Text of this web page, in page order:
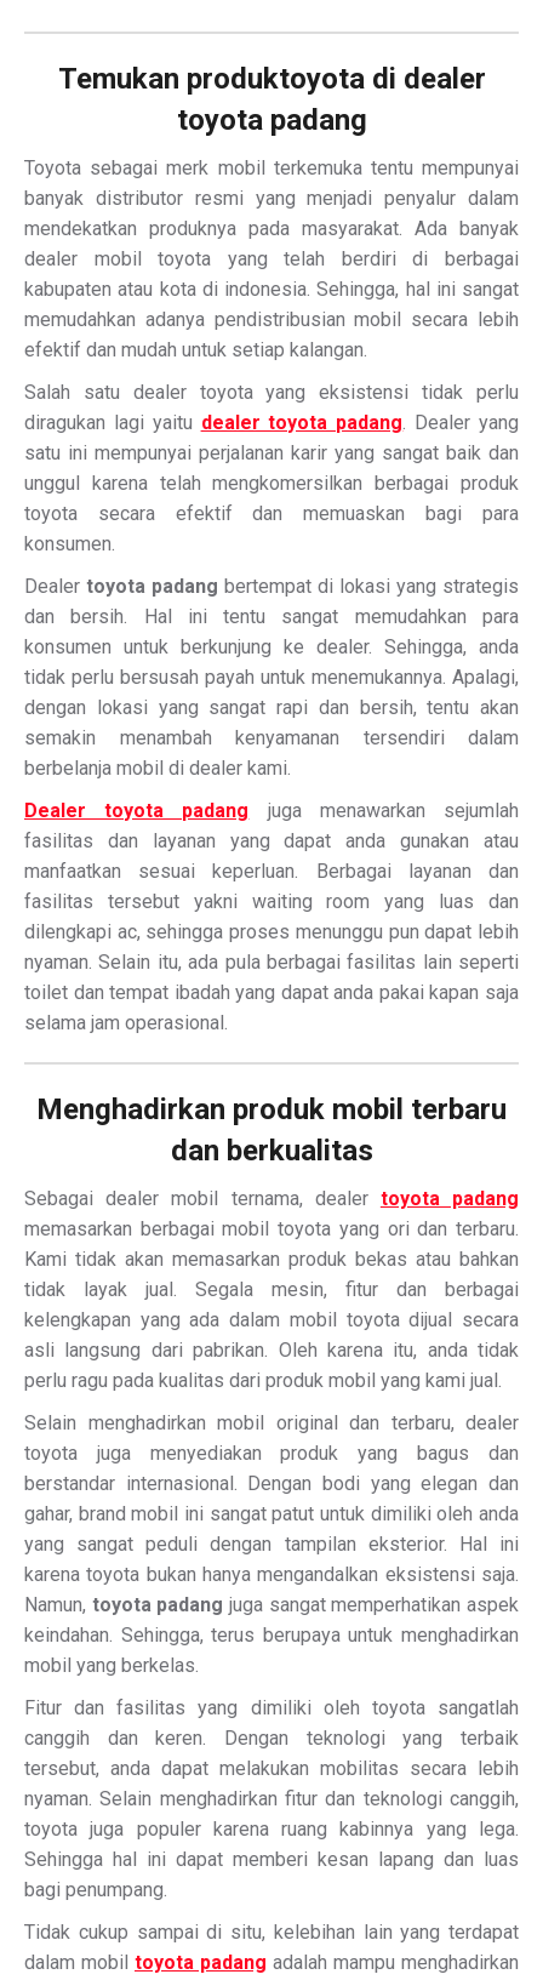
Temukan produktoyota di dealer
toyota padang
Toyota sebagai merk mobil terkemuka tentu mempunyai
banyak distributor resmi yang menjadi penyalur dalam
mendekatkan produknya pada masyarakat. Ada banyak
dealer mobil toyota yang telah berdiri di berbagai
kabupaten atau kota di indonesia. Sehingga, hal ini sangat
memudahkan adanya pendistribusian mobil secara lebih
efektif dan mudah untuk setiap kalangan.
Salah satu dealer toyota yang eksistensi tidak perlu
diragukan lagi yaitu dealer toyota padang. Dealer yang
satu ini mempunyai perjalanan karir yang sangat baik dan
unggul karena telah mengkomersilkan berbagai produk
toyota secara efektif dan memuaskan bagi para
konsumen.
Dealer toyota padang bertempat di lokasi yang strategis
dan bersih. Hal ini tentu sangat memudahkan para
konsumen untuk berkunjung ke dealer. Sehingga, anda
tidak perlu bersusah payah untuk menemukannya. Apalagi,
dengan lokasi yang sangat rapi dan bersih, tentu akan
semakin menambah kenyamanan tersendiri dalam
berbelanja mobil di dealer kami.
Dealer toyota padang juga menawarkan sejumlah
fasilitas dan layanan yang dapat anda gunakan atau
manfaatkan sesuai keperluan. Berbagai layanan dan
fasilitas tersebut yakni waiting room yang luas dan
dilengkapi ac, sehingga proses menunggu pun dapat lebih
nyaman. Selain itu, ada pula berbagai fasilitas lain seperti
toilet dan tempat ibadah yang dapat anda pakai kapan saja
selama jam operasional.
Menghadirkan produk mobil terbaru
dan berkualitas
Sebagai dealer mobil ternama, dealer toyota padang
memasarkan berbagai mobil toyota yang ori dan terbaru.
Kami tidak akan memasarkan produk bekas atau bahkan
tidak layak jual. Segala mesin, fitur dan berbagai
kelengkapan yang ada dalam mobil toyota dijual secara
asli langsung dari pabrikan. Oleh karena itu, anda tidak
perlu ragu pada kualitas dari produk mobil yang kami jual.
Selain menghadirkan mobil original dan terbaru, dealer
toyota juga menyediakan produk yang bagus dan
berstandar internasional. Dengan bodi yang elegan dan
gahar, brand mobil ini sangat patut untuk dimiliki oleh anda
yang sangat peduli dengan tampilan eksterior. Hal ini
karena toyota bukan hanya mengandalkan eksistensi saja.
Namun, toyota padang juga sangat memperhatikan aspek
keindahan. Sehingga, terus berupaya untuk menghadirkan
mobil yang berkelas.
Fitur dan fasilitas yang dimiliki oleh toyota sangatlah
canggih dan keren. Dengan teknologi yang terbaik
tersebut, anda dapat melakukan mobilitas secara lebih
nyaman. Selain menghadirkan fitur dan teknologi canggih,
toyota juga populer karena ruang kabinnya yang lega.
Sehingga hal ini dapat memberi kesan lapang dan luas
bagi penumpang.
Tidak cukup sampai di situ, kelebihan lain yang terdapat
dalam mobil toyota padang adalah mampu menghadirkan